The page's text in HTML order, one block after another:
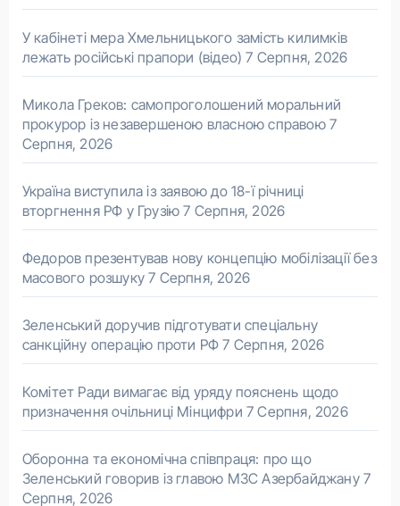
У кабінеті мера Хмельницького замість килимків
лежать російські прапори (відео) 7 Серпня, 2026
Микола Греков: самопроголошений моральний
прокурор із незавершеною власною справою 7
Серпня, 2026
Україна виступила із заявою до 18-ї річниці
вторгнення РФ у Грузію 7 Серпня, 2026
Федоров презентував нову концепцію мобілізації без
масового розшуку 7 Серпня, 2026
Зеленський доручив підготувати спеціальну
санкційну операцію проти РФ 7 Серпня, 2026
Комітет Ради вимагає від уряду пояснень щодо
призначення очільниці Мінцифри 7 Серпня, 2026
Оборонна та економічна співпраця: про що
Зеленський говорив із главою МЗС Азербайджану 7
Серпня, 2026